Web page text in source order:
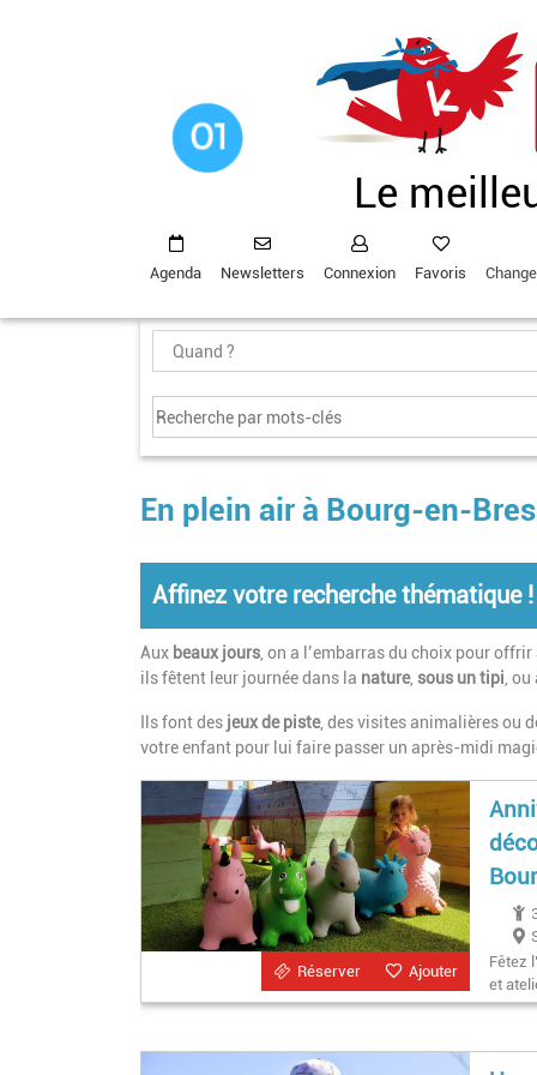
Le
Agenda Newsletters Connexion Favoris
En plein air à Bourg-en-
Affinez votre recherche thématique !
Aux beaux jours , on a l’embarras du choix pour
ils fêtent leur journée dans la nature, sous un tipi ,
Ils font des jeux de piste, des visites animalières ou
votre enfant pour lui faire passer un après-midi
Ajouter
Réserver
Fêtez
et